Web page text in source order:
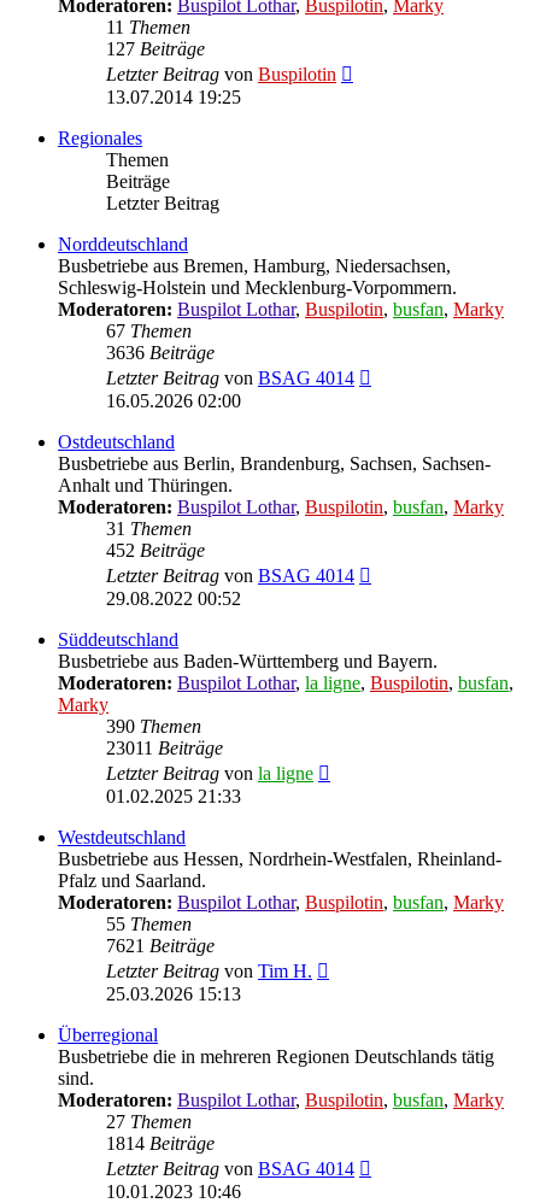
Moderatoren: Buspilot Lothar, Buspilotin, Marky
11 Themen
127 Beiträge
Letzter Beitrag von Buspilotin
13.07.2014 19:25
Regionales
Themen
Beiträge
Letzter Beitrag
Norddeutschland
Busbetriebe aus Bremen, Hamburg, Niedersachsen,
Schleswig-Holstein und Mecklenburg-Vorpommern.
Moderatoren: Buspilot Lothar, Buspilotin, busfan, Marky
67 Themen
3636 Beiträge
Letzter Beitrag von BSAG 4014
16.05.2026 02:00
Ostdeutschland
Busbetriebe aus Berlin, Brandenburg, Sachsen, Sachsen-
Anhalt und Thüringen.
Moderatoren: Buspilot Lothar, Buspilotin, busfan, Marky
31 Themen
452 Beiträge
Letzter Beitrag von BSAG 4014
29.08.2022 00:52
Süddeutschland
Busbetriebe aus Baden-Württemberg und Bayern.
Moderatoren: Buspilot Lothar, la ligne, Buspilotin, busfan,
Marky
390 Themen
23011 Beiträge
Letzter Beitrag von la ligne
01.02.2025 21:33
Westdeutschland
Busbetriebe aus Hessen, Nordrhein-Westfalen, Rheinland-
Pfalz und Saarland.
Moderatoren: Buspilot Lothar, Buspilotin, busfan, Marky
55 Themen
7621 Beiträge
Letzter Beitrag von Tim H.
25.03.2026 15:13
Überregional
Busbetriebe die in mehreren Regionen Deutschlands tätig
sind.
Moderatoren: Buspilot Lothar, Buspilotin, busfan, Marky
27 Themen
1814 Beiträge
Letzter Beitrag von BSAG 4014
10.01.2023 10:46